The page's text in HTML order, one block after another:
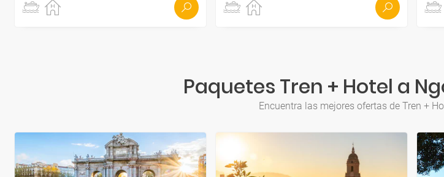
Paquetes Tren + Hotel a
Encuentra las mejores ofertas de Tren +